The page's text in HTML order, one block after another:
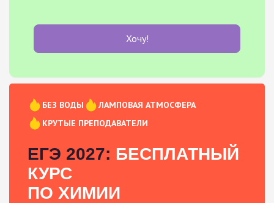
Хочу!
БЕЗ ВОДЫ
ЛАМПОВАЯ АТМОСФЕРА
КРУТЫЕ ПРЕПОДАВАТЕЛИ
ЕГЭ 2027: БЕСПЛАТНЫЙ
КУРС
ПО ХИМИИ